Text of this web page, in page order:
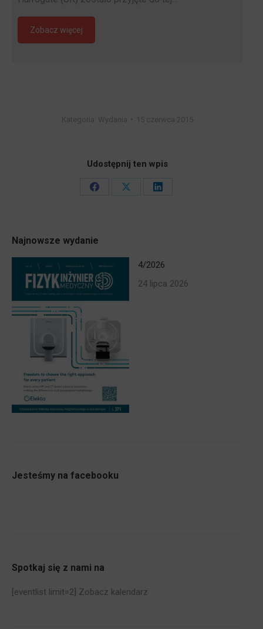
Zobacz więcej
Kategoria: Wydania 15 czerwca 2015
Udostępnij ten wpis
Share
Share
Share
Najnowsze wydanie
4/2026
24 lipca 2026
Jesteśmy na facebooku
Spotkaj się z nami na
[eventlist limit=2] Zobacz kalendarz